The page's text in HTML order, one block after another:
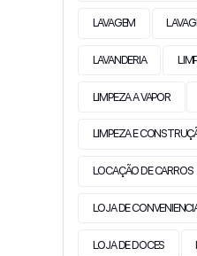
LAVAGEM
LAVANDERIA
LIMPEZA A VAPOR
LIMPEZA E
LOCAÇÃO DE CARROS
LOJA DE
LOJA DE DOCES